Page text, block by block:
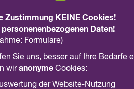
Zustimmung KEINE Cookies!
Daten!
Formulare)
Sie uns, besser auf Ihre Bedarfe
wiranonyme Cookies:
der Website-Nutzung